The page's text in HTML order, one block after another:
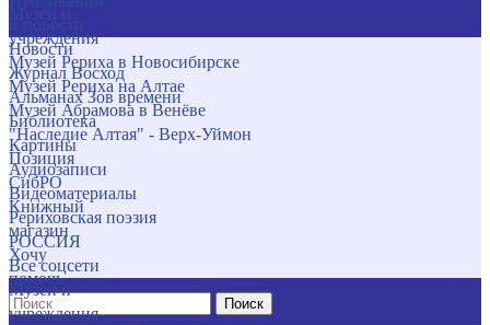
учреждения
Музей Рериха в Новосибирске
Музей Рериха на Алтае
Музей Абрамова в Венёве
"Наследие Алтая" - Верх-Уймон
Позиция
СибРО
Книжный
магазин
Хочу
помочь
Поиск
Новости
Журнал Восход
Альманах Зов времени
Библиотека
Картины
Аудиозаписи
Видеоматериалы
Рериховская поэзия
РОССИЯ
Все соцсети
Музеи и
учреждения